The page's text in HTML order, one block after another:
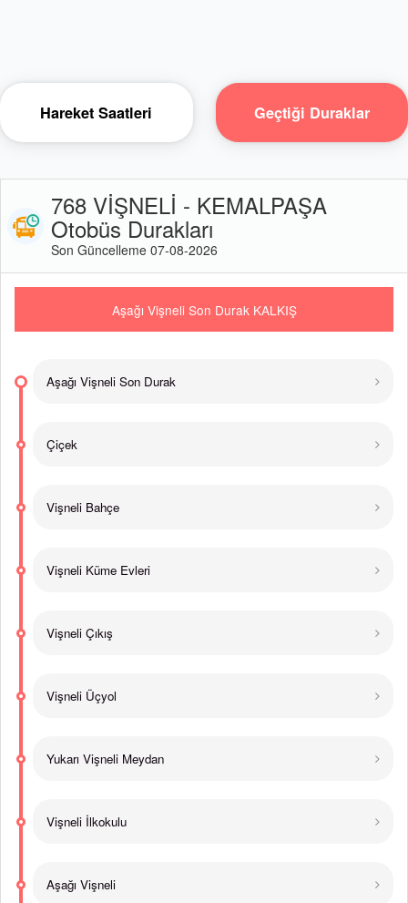
Hareket Saatleri Geçtiği Duraklar
768 VİŞNELİ - KEMALPAŞA
Otobüs Durakları
Son Güncelleme 07-08-2026
Aşağı Vişneli Son Durak KALKIŞ
Aşağı Vişneli Son Durak
Çiçek
Vişneli Bahçe
Vişneli Küme Evleri
Vişneli Çıkış
Vişneli Üçyol
Yukarı Vişneli Meydan
Vişneli İlkokulu
Aşağı Vişneli